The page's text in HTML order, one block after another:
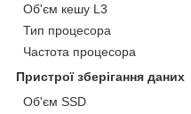
Об'єм кешу L3
Тип процесора
Частота процесора
Пристрої зберігання даних
Об'єм SSD